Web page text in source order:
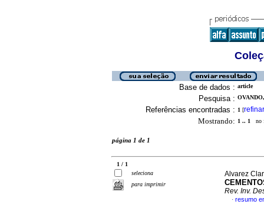
Base de dados : article
Pesquisa :
Referências encontradas : 1 [refinar
Mostrando: 1 .. 1 no
página 1 de 1
1 / 1
seleciona
para imprimir
Alvarez
Rev. Inv.
· resumo